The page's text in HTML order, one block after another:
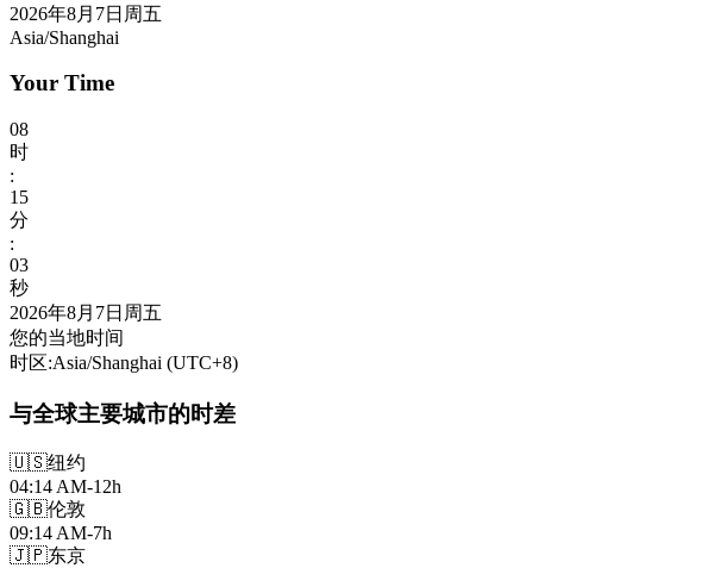
2026年8月7日周五
Asia/Shanghai
Your Time
08
时
:
15
分
:
04
秒
2026年8月7日周五
您的当地时间
时区:Asia/Shanghai (UTC+8)
与全球主要城市的时差
🇺🇸纽约
04:14 AM-12h
🇬🇧伦敦
09:14 AM-7h
🇯🇵东京